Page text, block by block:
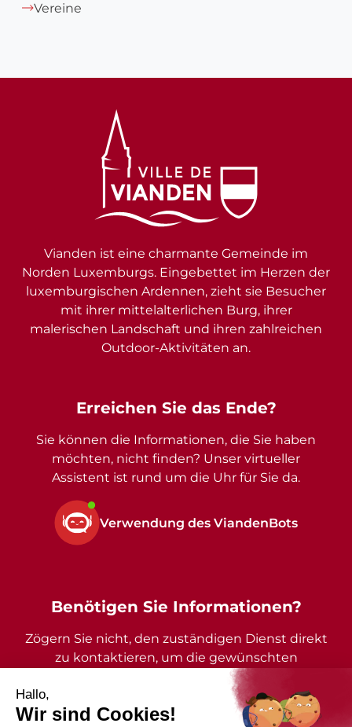
Vereine
Erreichen Sie das Ende?
Sie können die Informationen, die Sie haben
möchten, nicht finden? Unser virtueller
Assistent ist rund um die Uhr für Sie da.
Verwendung des ViandenBots
Vianden ist eine charmante Gemeinde im
Norden Luxemburgs. Eingebettet im Herzen der
luxemburgischen Ardennen, zieht sie Besucher
mit ihrer mittelalterlichen Burg, ihrer
malerischen Landschaft und ihren zahlreichen
Outdoor-Aktivitäten an.
Benötigen Sie Informationen?
Zögern Sie nicht, den zuständigen Dienst direkt
zu kontaktieren, um die gewünschten
Auskünfte zu erhalten.